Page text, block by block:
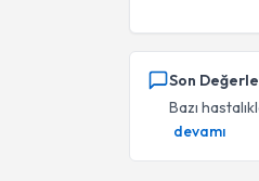
Son
Bazı
devamı